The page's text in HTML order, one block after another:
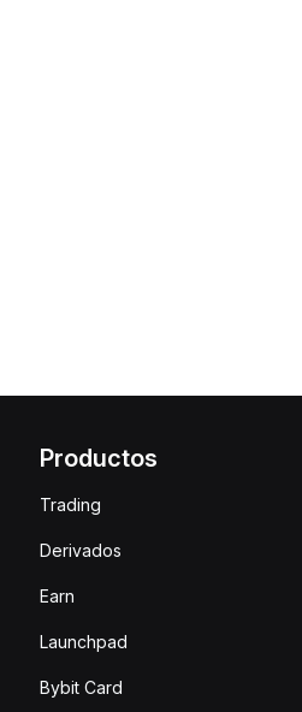
Productos
Trading
Derivados
Earn
Launchpad
Bybit Card